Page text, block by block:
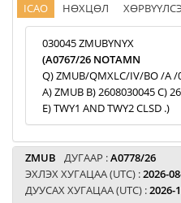
ICAO НӨХЦӨЛ
030045 ZMUBYNYX
(A0767/26 NOTAMN
Q) ZMUB/QMXLC/IV/BO /A
A) ZMUB B) 2608030045 C)
E) TWY1 AND TWY2 CLSD .)
ZMUB ДУГААР :A0778/26
ЭХЛЭХ ХУГАЦАА (UTC) :2026-
ДУУСАХ ХУГАЦАА (UTC) :2026-